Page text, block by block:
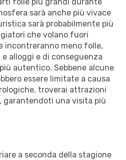
sarà anche più vivace
sarà probabilmente più
che volano fuori
incontreranno meno folle,
alloggi e di conseguenza
autentico. Sebbene alcune
essere limitate a causa
troverai attrazioni
garantendoti una visita più
a seconda della stagione